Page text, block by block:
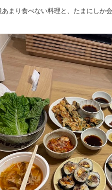
あまり食べない料理と、たまにしか